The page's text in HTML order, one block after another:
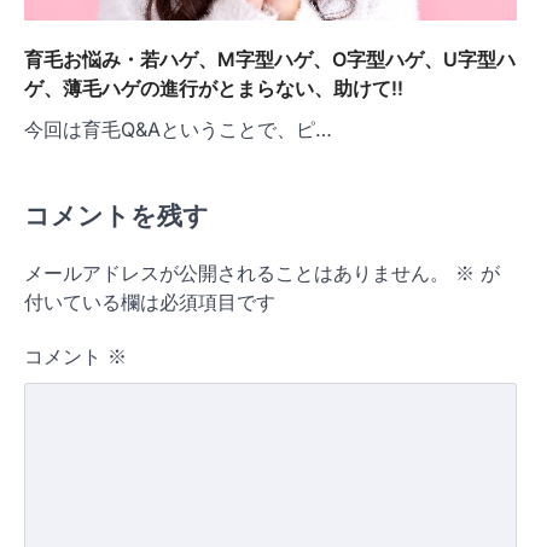
育毛お悩み・若ハゲ、M字型ハゲ、O字型ハゲ、U字型ハ
ゲ、薄毛ハゲの進行がとまらない、助けて!!
今回は育毛Q&Aということで、ピ…
コメントを残す
メールアドレスが公開されることはありません。 ※ が
付いている欄は必須項目です
コメント ※